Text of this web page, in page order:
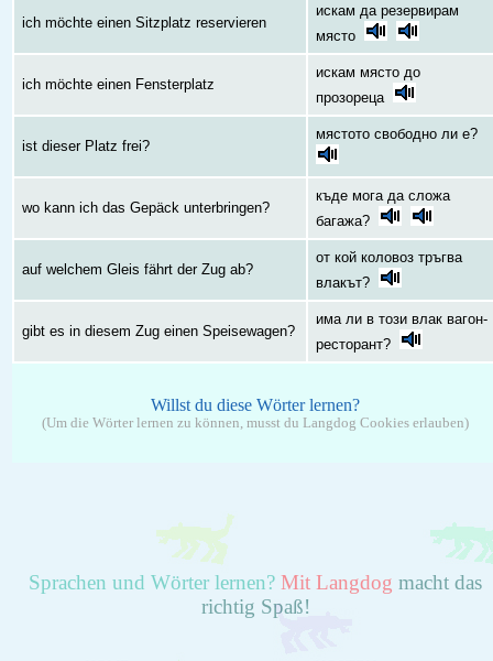
ich möchte einen Sitzplatz reservieren
искам да резервирам
място
ich möchte einen Fensterplatz
искам място до
прозореца
ist dieser Platz frei?
мястото свободно ли е?
wo kann ich das Gepäck unterbringen?
къде мога да сложа
багажа?
auf welchem Gleis fährt der Zug ab?
от кой коловоз тръгва
влакът?
gibt es in diesem Zug einen Speisewagen?
има ли в този влак вагон-
ресторант?
Willst du diese Wörter lernen?
(Um die Wörter lernen zu können, musst du Langdog Cookies erlauben)
Sprachen und Wörter lernen? Mit Langdog macht das
richtig Spaß!